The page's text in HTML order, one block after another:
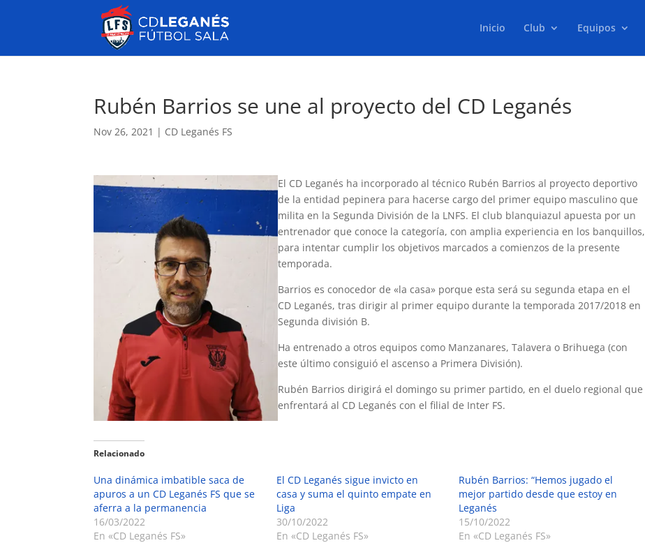
Inicio Club Equipos
Rubén Barrios se une al proyecto del CD Leganés
Nov 26, 2021 | CD Leganés FS
El CD Leganés ha incorporado al técnico Rubén Barrios al proyecto deportivo
de la entidad pepinera para hacerse cargo del primer equipo masculino que
milita en la Segunda División de la LNFS. El club blanquiazul apuesta por un
entrenador que conoce la categoría, con amplia experiencia en los banquillos,
para intentar cumplir los objetivos marcados a comienzos de la presente
temporada.
Barrios es conocedor de «la casa» porque esta será su segunda etapa en el
CD Leganés, tras dirigir al primer equipo durante la temporada 2017/2018 en
Segunda división B.
Ha entrenado a otros equipos como Manzanares, Talavera o Brihuega (con
este último consiguió el ascenso a Primera División).
Rubén Barrios dirigirá el domingo su primer partido, en el duelo regional que
enfrentará al CD Leganés con el filial de Inter FS.
Relacionado
Una dinámica imbatible saca de
apuros a un CD Leganés FS que se
aferra a la permanencia
16/03/2022
En «CD Leganés FS»
El CD Leganés sigue invicto en
casa y suma el quinto empate en
Liga
30/10/2022
En «CD Leganés FS»
Rubén Barrios: “Hemos jugado el
mejor partido desde que estoy en
Leganés
15/10/2022
En «CD Leganés FS»